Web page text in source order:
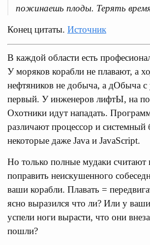
пожинаешь плоды. Терять
Конец цитаты. Источник
В каждой области есть
У моряков корабли не плавают, а
нефтяников не добыча, а дОбыча с
первый. У инженеров лифтЫ, на
Охотники идут нападать.
различают процессор и системный
некоторые даже Java и JavaScript.
Но только полные мудаки
поправить неискушенного
ваши корабли. Плавать =
ясно выразился что ли? Или у
успели ноги вырасти, что они
пошли?